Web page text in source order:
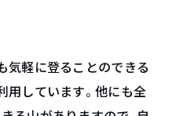
気軽に登ることのできる
用しています。他にも全